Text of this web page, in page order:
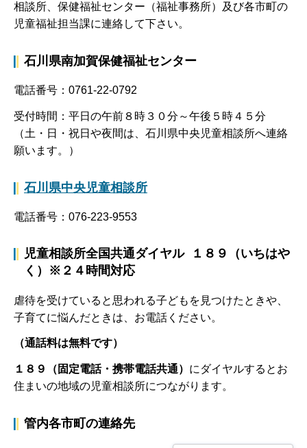
相談所、保健福祉センター（福祉事務所）及び各市町の
児童福祉担当課に連絡して下さい。
石川県南加賀保健福祉センター
電話番号：0761-22-0792
受付時間：平日の午前８時３０分～午後５時４５分
（土・日・祝日や夜間は、石川県中央児童相談所へ連絡
願います。）
石川県中央児童相談所
電話番号：076-223-9553
児童相談所全国共通ダイヤル １８９（いちはや
く）※２４時間対応
虐待を受けていると思われる子どもを見つけたときや、
子育てに悩んだときは、お電話ください。
（通話料は無料です）
１８９（固定電話・携帯電話共通） にダイヤルするとお
住まいの地域の児童相談所につながります。
管内各市町の連絡先